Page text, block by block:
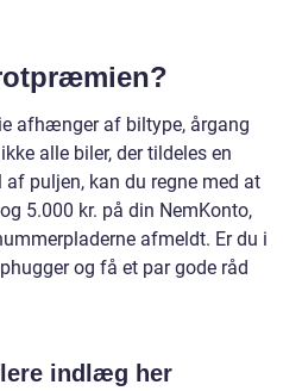
afhænger af biltype, årgang
alle biler, der tildeles en
puljen, kan du regne med at
5.000 kr. på din NemKonto,
afmeldt. Er du i
og få et par gode råd
indlæg her